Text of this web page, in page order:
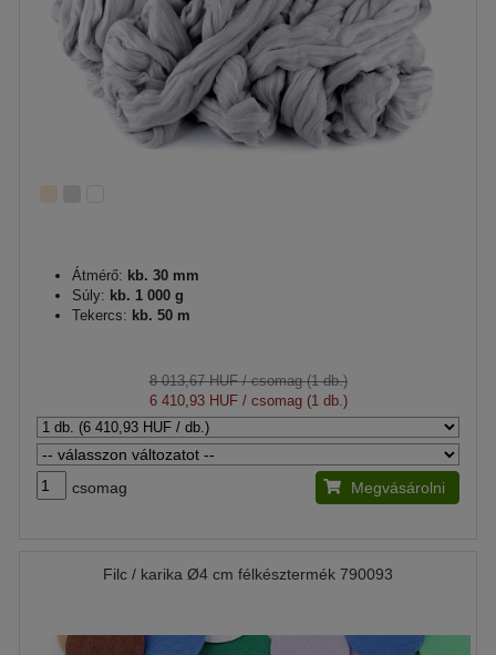
Átmérő: kb. 30 mm
Súly: kb. 1 000 g
Tekercs: kb. 50 m
8 013,67 HUF/ csomag (1 db.)
6 410,93 HUF/ csomag (1 db.)
csomag Megvásárolni
Filc / karika Ø4 cm félkésztermék 790093